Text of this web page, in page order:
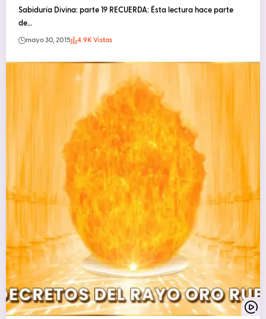
Sabiduría Divina: parte 19 RECUERDA: Ésta lectura hace parte
de…
mayo 30, 2015 4.9K Vistas